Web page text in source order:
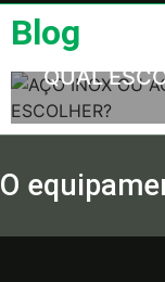
Blog
AÇO INOX
QUAL
O